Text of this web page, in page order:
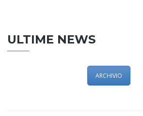
ULTIME NEWS
ARCHIVIO